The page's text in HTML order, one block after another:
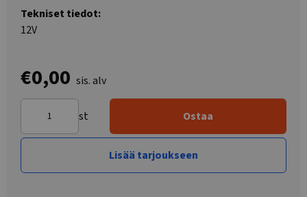
Tekniset tiedot:
12V
€0,00 sis. alv
st Ostaa
Lisää tarjoukseen